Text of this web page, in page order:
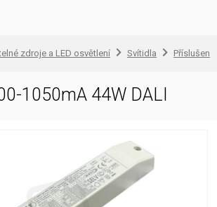
zdroje a LED osvětlení Svítidla
1050mA 44W DALI